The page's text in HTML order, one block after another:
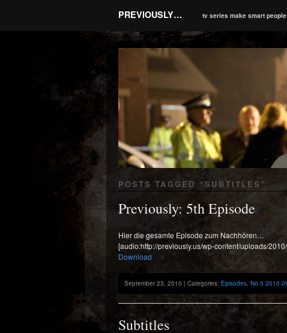
PREVIOUSLY… tv series make smart
POSTS TAGGED “SUBTITLES ”
Previously: 5th Episode
Hier die gesamte Episode zum Nachhören…
[audio:http://previously.us/wp-content/uploads/
Download
September 23, 2010 | Categories: Episodes, No.5 2010-
Subtitles